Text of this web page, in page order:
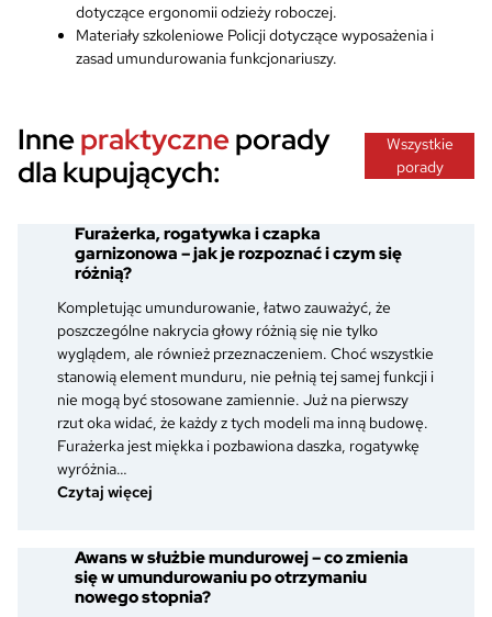
dotyczące ergonomii odzieży roboczej.
Materiały szkoleniowe Policji dotyczące wyposażenia i
zasad umundurowania funkcjonariuszy.
Innepraktyczneporady
dla kupujących:
Wszystkie
porady
Furażerka, rogatywka i czapka
garnizonowa – jak je rozpoznać i czym się
różnią?
Kompletując umundurowanie, łatwo zauważyć, że
poszczególne nakrycia głowy różnią się nie tylko
wyglądem, ale również przeznaczeniem. Choć wszystkie
stanowią element munduru, nie pełnią tej samej funkcji i
nie mogą być stosowane zamiennie. Już na pierwszy
rzut oka widać, że każdy z tych modeli ma inną budowę.
Furażerka jest miękka i pozbawiona daszka, rogatywkę
wyróżnia…
Czytaj więcej
i
czapka
garnizonowa
Awans w służbie mundurowej – co zmienia
się w umundurowaniu po otrzymaniu
nowego stopnia?